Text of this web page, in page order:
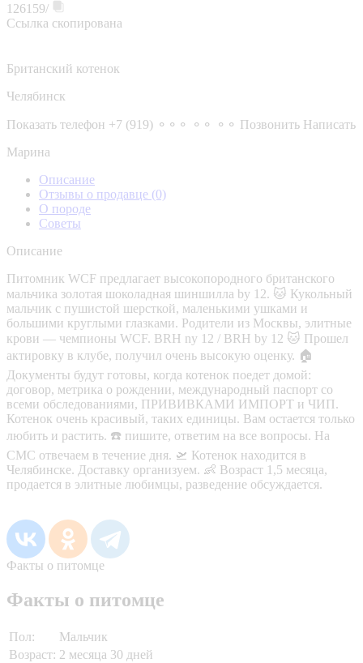
126159/
Ссылка скопирована
Британский котенок
Челябинск
Показать телефон +7 (919) ⚬⚬⚬ ⚬⚬ ⚬⚬ Позвонить Написать
Марина
Описание
Отзывы о продавце (0)
О породе
Советы
Описание
Питомник WCF предлагает высокопородного британского
мальчика золотая шоколадная шиншилла by 12. 🐱 Кукольный
мальчик с пушистой шерсткой, маленькими ушками и
большими круглыми глазками. Родители из Москвы, элитные
крови — чемпионы WCF. BRH ny 12 / BRH by 12 🐱 Прошел
актировку в клубе, получил очень высокую оценку. 🏠
Документы будут готовы, когда котенок поедет домой:
договор, метрика о рождении, международный паспорт со
всеми обследованиями, ПРИВИВКАМИ ИМПОРТ и ЧИП.
Котенок очень красивый, таких единицы. Вам остается только
любить и растить. ☎️ пишите, ответим на все вопросы. На
СМС отвечаем в течение дня. 🛫 Котенок находится в
Челябинске. Доставку организуем. 👶 Возраст 1,5 месяца,
продается в элитные любимцы, разведение обсуждается.
Факты о питомце
Факты о питомце
Пол:
Мальчик
Возраст: 2 месяца 30 дней